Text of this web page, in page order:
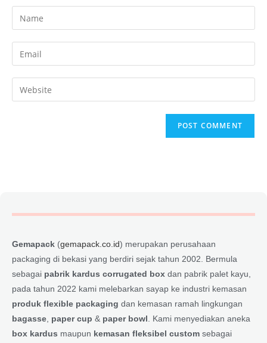
Gemapack (gemapack.co.id) merupakan perusahaan
packaging di bekasi yang berdiri sejak tahun 2002. Bermula
sebagai pabrik kardus corrugated box dan pabrik palet kayu,
pada tahun 2022 kami melebarkan sayap ke industri kemasan
produk flexible packaging dan kemasan ramah lingkungan
bagasse paper cup & paper bowl . Kami menyediakan aneka
box kardus maupun kemasan fleksibel custom sebagai